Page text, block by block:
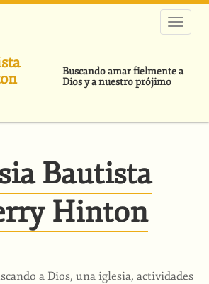
Buscando amar fielmente a
Dios y a nuestro prójimo
Bautista
Hinton
a Dios, una iglesia, actividades